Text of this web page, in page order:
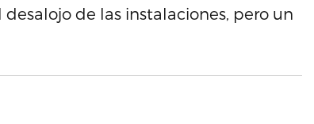
de las instalaciones, pero un